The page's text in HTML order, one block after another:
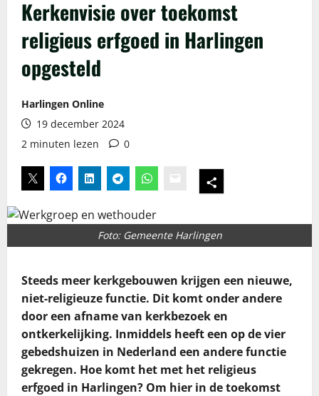
Kerkenvisie over toekomst
religieus erfgoed in Harlingen
opgesteld
Harlingen Online
19 december 2024
2 minuten lezen
0
Foto: Gemeente Harlingen
Steeds meer kerkgebouwen krijgen een nieuwe,
niet-religieuze functie. Dit komt onder andere
door een afname van kerkbezoek en
ontkerkelijking. Inmiddels heeft een op de vier
gebedshuizen in Nederland een andere functie
gekregen. Hoe komt het met het religieus
erfgoed in Harlingen? Om hier in de toekomst